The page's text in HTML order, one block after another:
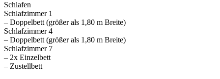
Schlafen
Schlafzimmer 1
– Doppelbett (größer als 1,80 m Breite)
Schlafzimmer 4
– Doppelbett (größer als 1,80 m Breite)
Schlafzimmer 7
– 2x Einzelbett
– Zustellbett